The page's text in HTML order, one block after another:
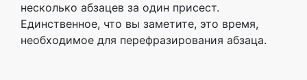
несколько абзацев за один присест.
Единственное, что вы заметите, это время,
необходимое для перефразирования абзаца.